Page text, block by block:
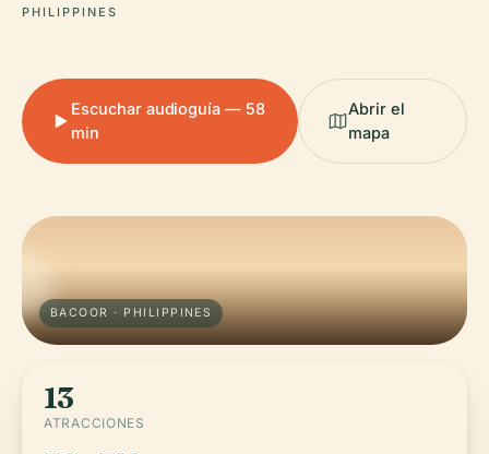
PHILIPPINES
Escuchar audioguía — 58
min
Abrir el
mapa
BACOOR · PHILIPPINES
13
ATRACCIONES